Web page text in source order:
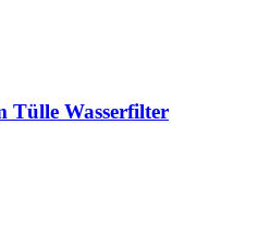
Tülle Wasserfilter